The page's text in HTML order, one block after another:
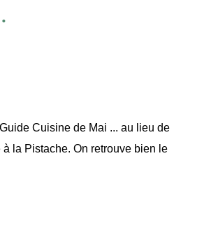
Cuisine de Mai ... au lieu de
la Pistache. On retrouve bien le